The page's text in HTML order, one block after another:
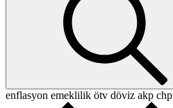
enflasyon emeklilik ötv döviz akp chp